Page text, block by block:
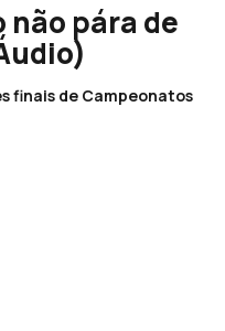
pára de
finais de Campeonatos